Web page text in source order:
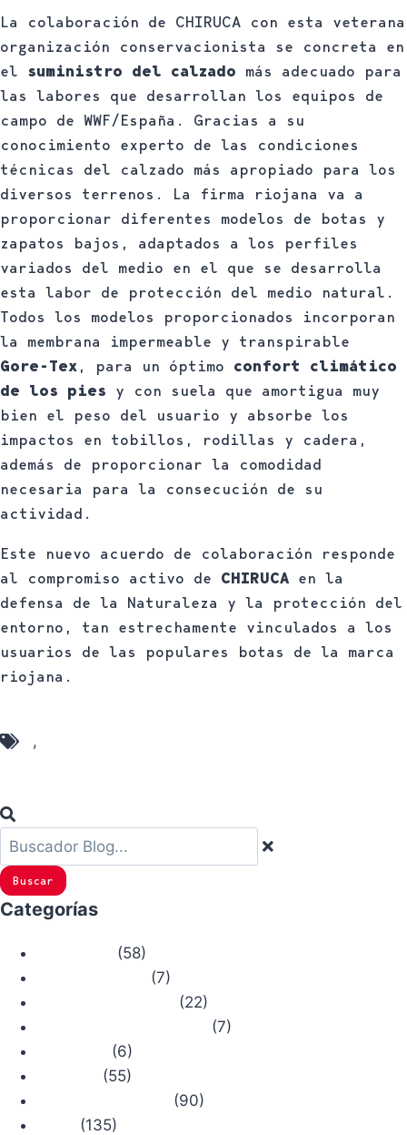
La colaboración de CHIRUCA con esta veterana
organización conservacionista se concreta en
el suministro del calzado más adecuado para
las labores que desarrollan los equipos de
campo de WWF/España. Gracias a su
conocimiento experto de las condiciones
técnicas del calzado más apropiado para los
diversos terrenos. La firma riojana va a
proporcionar diferentes modelos de botas y
zapatos bajos, adaptados a los perfiles
variados del medio en el que se desarrolla
esta labor de protección del medio natural.
Todos los modelos proporcionados incorporan
la membrana impermeable y transpirable
Gore-Tex , para un óptimo confort climático
de los pies y con suela que amortigua muy
bien el peso del usuario y absorbe los
impactos en tobillos, rodillas y cadera,
además de proporcionar la comodidad
necesaria para la consecución de su
actividad.
Este nuevo acuerdo de colaboración responde
al compromiso activo de CHIRUCA en la
defensa de la Naturaleza y la protección del
entorno, tan estrechamente vinculados a los
usuarios de las populares botas de la marca
riojana.
,
Buscar
Categorías
(58)
(7)
(22)
(7)
(6)
(55)
(90)
(135)